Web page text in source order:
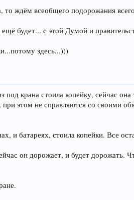
ждём всеобщего подорожания
будет... с этой Думой и
здесь...)))
под крана стоила копейку, сейчас
этом не справляются со своими
и батареях, стоила копейки. Все
он дорожает, и будет дорожать.